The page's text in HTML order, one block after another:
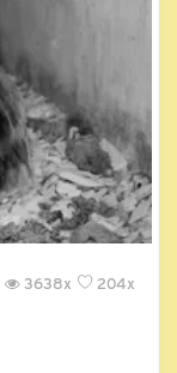
204x
3638x